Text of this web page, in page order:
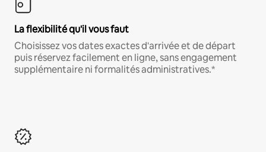
La flexibilité qu'il vous faut
Choisissez vos dates exactes d'arrivée et de départ
puis réservez facilement en ligne, sans engagement
supplémentaire ni formalités administratives.*